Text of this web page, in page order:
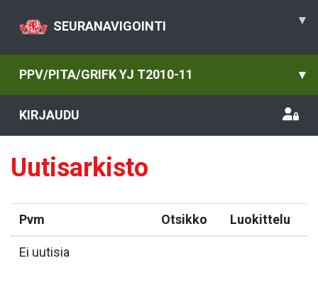
SEURANAVIGOINTI ▾
PPV/PITA/GRIFK YJ T2010-11 ▾
KIRJAUDU
Uutisarkisto
Pvm Otsikko Luokittelu
Ei uutisia